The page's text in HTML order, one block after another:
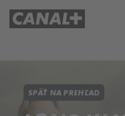
SPÄŤ NA PREHĽAD